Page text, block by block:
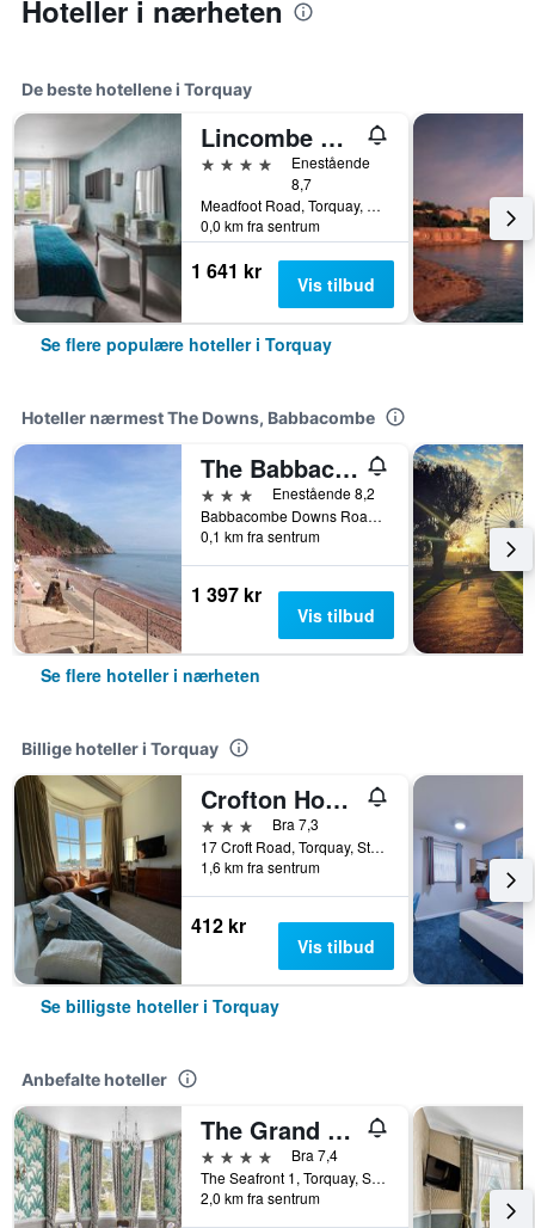
Hoteller i nærheten
De beste hotellene i Torquay
Lincombe Hall Hotel & Spa - Just for Adults
4 stjerner
Enestående
8,7
Meadfoot Road, Torquay, Storbritannia
0,0 km fra sentrum
1 641 kr Vis tilbud
Se flere populære hoteller i Torquay
Hoteller nærmest The Downs, Babbacombe
The Babbacombe Hotel
3 stjernerEnestående 8,2
Babbacombe Downs Road, The Sea Front, Babbacombe, Torquay TQ1 3LH, Torquay, Storbritannia
0,1 km fra sentrum
1 397 kr
Vis tilbud
Se flere hoteller i nærheten
Billige hoteller i Torquay
Crofton House Hotel
3 stjernerBra 7,3
17 Croft Road, Torquay, Storbritannia
1,6 km fra sentrum
412 kr
Vis tilbud
Se billigste hoteller i Torquay
Anbefalte hoteller
The Grand Hotel
4 stjerner
Bra 7,4
The Seafront 1, Torquay, Storbritannia
2,0 km fra sentrum